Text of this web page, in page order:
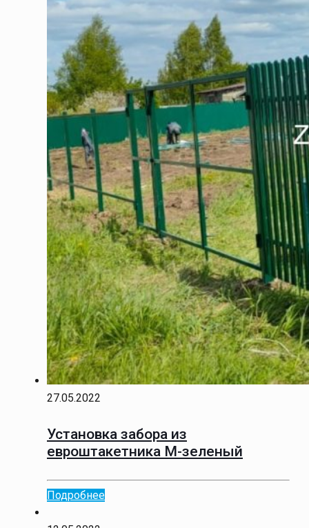
27.05.2022
Установка забора из
евроштакетника М-зеленый
Подробнее